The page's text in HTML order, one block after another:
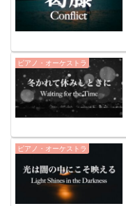
ピアノ・オーケストラ
ピアノ・オーケストラ